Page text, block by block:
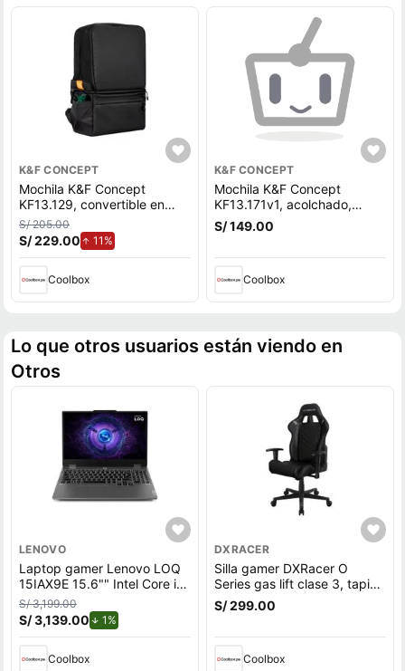
K&F CONCEPT
Mochila K&F Concept
KF13.129, convertible en
maletín, negro
S/ 205.00
S/ 229.00 11%
Coolbox
K&F CONCEPT
Mochila K&F Concept
KF13.171v1, acolchado,
bolso cruzado, rosado
S/ 149.00
Coolbox
Lo que otros usuarios están viendo en
Otros
LENOVO
Laptop gamer Lenovo LOQ
15IAX9E 15.6"" Intel Core i5,
512GB SSD, 8GB RAM,
Windows 11 Home, gris
S/ 3,199.00
S/ 3,139.00 1%
Coolbox
DXRACER
Silla gamer DXRacer O
Series gas lift clase 3, tapiz
cuero pu, máx. 100 kg,
inclinación 90 - 135°, negro
S/ 299.00
Coolbox